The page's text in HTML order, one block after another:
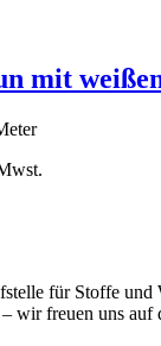
mit
für Stoffe und
wir freuen uns auf